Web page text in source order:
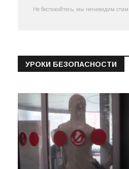
Не беспокойтесь, мы ненавидим спам
УРОКИ БЕЗОПАСНОСТИ